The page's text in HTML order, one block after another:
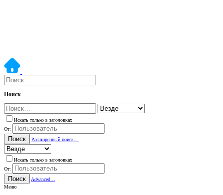
Поиск
Искать только в заголовках
От:
Поиск Расширенный поиск…
Искать только в заголовках
От:
Поиск
Advanced…
Меню